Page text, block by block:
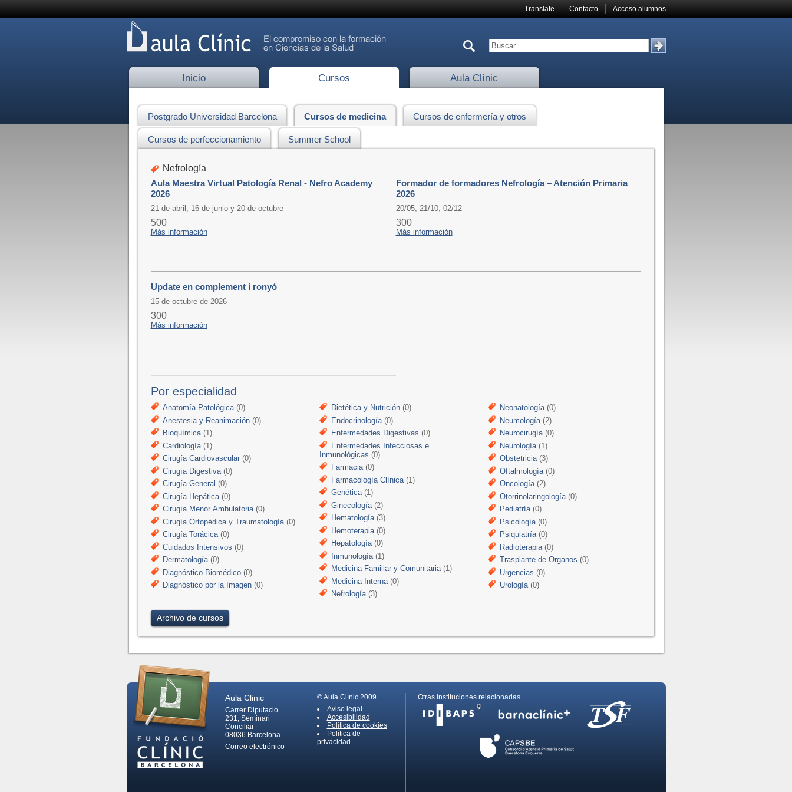
Translate Contacto Acceso alumnos
Inicio Cursos Aula Clínic
Postgrado Universidad Barcelona Cursos de medicina Cursos de enfermería y otros
Cursos de perfeccionamiento Summer School
Nefrología
Aula Maestra Virtual Patología Renal - Nefro Academy
2026
21 de abril, 16 de junio y 20 de octubre
500
Más información
Formador de formadores Nefrología – Atención Primaria
2026
20/05, 21/10, 02/12
300
Más información
Update en complement i ronyó
15 de octubre de 2026
300
Más información
Por especialidad
Anatomía Patológica(0)
Anestesia y Reanimación(0)
Bioquímica(1)
Cardiología(1)
Cirugía Cardiovascular(0)
Cirugía Digestiva(0)
Cirugía General (0)
Cirugía Hepática(0)
Cirugía Menor Ambulatoria(0)
Cirugía Ortopédica y Traumatología(0)
Cirugía Torácica(0)
Cuidados Intensivos (0)
Dermatología(0)
Diagnóstico Biomédico(0)
Diagnóstico por la Imagen(0)
Dietética y Nutrición(0)
Endocrinología(0)
Enfermedades Digestivas (0)
Enfermedades Infecciosas e
Inmunológicas (0)
Farmacia(0)
Farmacología Clínica(1)
Genética(1)
Ginecología(2)
Hematología(3)
Hemoterapia(0)
Hepatología(0)
Inmunología(1)
Medicina Familiar y Comunitaria(1)
Medicina Interna(0)
Nefrología(3)
Neonatología(0)
Neumología (2)
Neurocirugía(0)
Neurología (1)
Obstetricia(3)
Oftalmología (0)
Oncología(2)
Otorrinolaringología (0)
Pediatría(0)
Psicología (0)
Psiquiatría(0)
Radioterapia (0)
Trasplante de Organos (0)
Urgencias (0)
Urología(0)
Archivo de cursos
Aula Clinic
Carrer Diputacio
231, Seminari
Conciliar
08036 Barcelona
Correo electrónico
© Aula Clínic 2009
Aviso legal
Accesibilidad
Política de cookies
Política de
privacidad
Otras instituciones relacionadas